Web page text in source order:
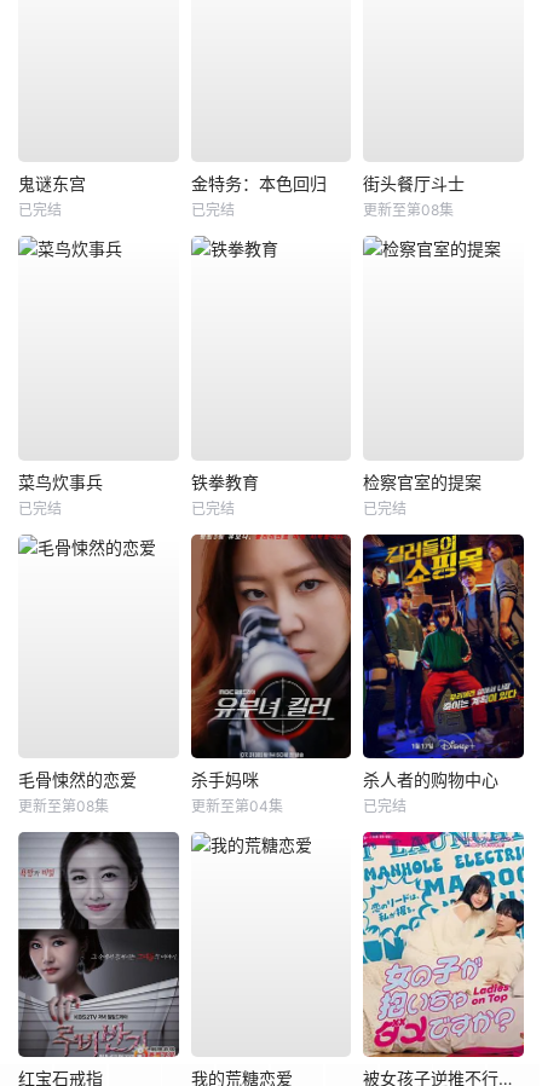
鬼谜东宫
已完结
金特务：本色回归
已完结
街头餐厅斗士
更新至第08集
菜鸟炊事兵
已完结
铁拳教育
已完结
检察官室的提案
已完结
毛骨悚然的恋爱
更新至第08集
杀手妈咪
更新至第04集
杀人者的购物中心
已完结
红宝石戒指 我的荒糖恋爱 被女孩子逆推不行吗？